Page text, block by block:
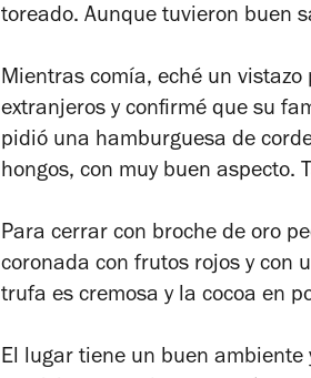
toreado. Aunque tuvieron buen
Mientras comía, eché un
extranjeros y confirmé que su
pidió una hamburguesa de
hongos, con muy buen aspecto.
Para cerrar con broche de oro
coronada con frutos rojos y con
trufa es cremosa y la cocoa en
El lugar tiene un buen ambiente